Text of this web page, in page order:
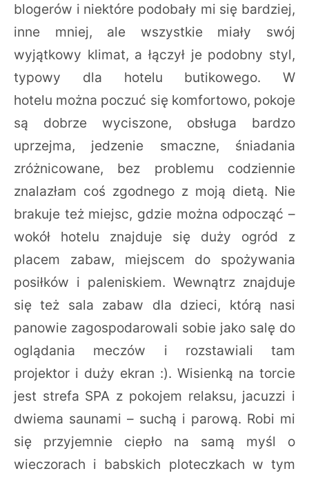
blogerów i niektóre podobały mi się bardziej,
inne mniej, ale wszystkie miały swój
wyjątkowy klimat, a łączył je podobny styl,
typowy dla hotelu butikowego. W
hotelu można poczuć się komfortowo, pokoje
są dobrze wyciszone, obsługa bardzo
uprzejma, jedzenie smaczne, śniadania
zróżnicowane, bez problemu codziennie
znalazłam coś zgodnego z moją dietą. Nie
brakuje też miejsc, gdzie można odpocząć –
wokół hotelu znajduje się duży ogród z
placem zabaw, miejscem do spożywania
posiłków i paleniskiem. Wewnątrz znajduje
się też sala zabaw dla dzieci, którą nasi
panowie zagospodarowali sobie jako salę do
oglądania meczów i rozstawiali tam
projektor i duży ekran :). Wisienką na torcie
jest strefa SPA z pokojem relaksu, jacuzzi i
dwiema saunami – suchą i parową. Robi mi
się przyjemnie ciepło na samą myśl o
wieczorach i babskich ploteczkach w tym